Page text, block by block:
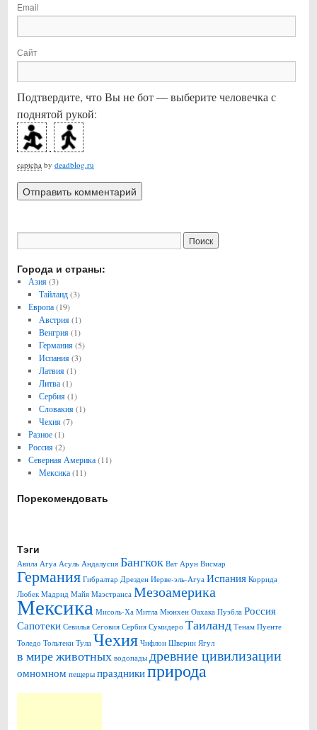
Email
Сайт
Подтвердите, что Вы не бот — выберите человечка с
поднятой рукой:
captcha by deadblog.ru
Города и страны:
Азия(3)
Тайланд(3)
Европа(19)
Австрия(1)
Венгрия(1)
Германия(5)
Испания(3)
Латвия(1)
Литва(1)
Сербия(1)
Словакия(1)
Чехия(7)
Разное(1)
Россия(2)
Северная Америка(11)
Мексика(11)
Порекомендовать
Тэги
Авила Агуа Асуль Андалусия Бангкок Ват Арун Висмар
Германия Гибралтар Дрезден Иерве-эль-Агуа Испания Коррида
Любек Мадрид Майя Маэстранса Мезоамерика
Мексика Мисоль-Ха Митла Мюнхен Оахака Пуэбла Россия
Сапотеки Севилья Сеговия Сербия Сумидеро Таиланд Тенам Пуенте
Толедо Тольтеки Тула Чехия Чифлон Шверин Ягул
в мире животных водопады древние цивилизации
омномном пещеры праздникиприрода